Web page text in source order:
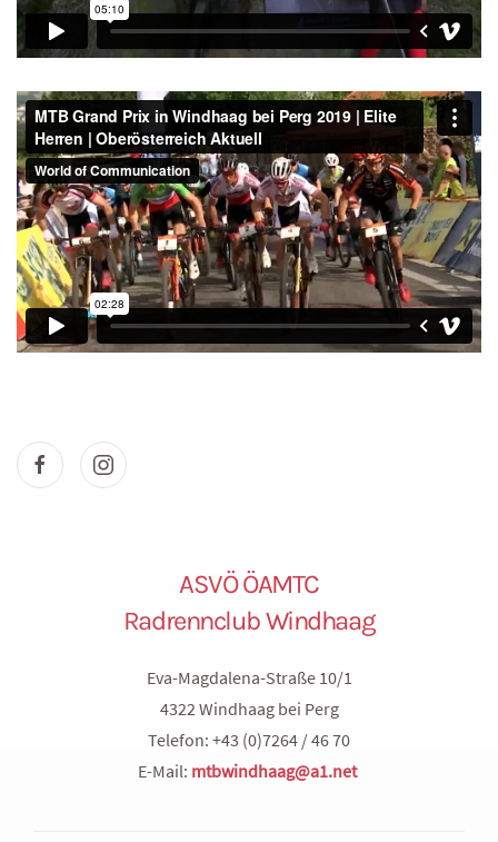
ASVÖ ÖAMTC
Radrennclub Windhaag
Eva-Magdalena-Straße 10/1
4322 Windhaag bei Perg
Telefon: +43 (0)7264 / 46 70
E-Mail: mtbwindhaag@a1.net